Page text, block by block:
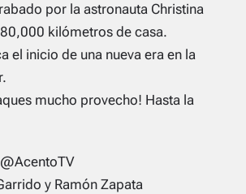
por la astronauta Christina
kilómetros de casa.
el inicio de una nueva era en la
mucho provecho! Hasta la
y Ramón Zapata